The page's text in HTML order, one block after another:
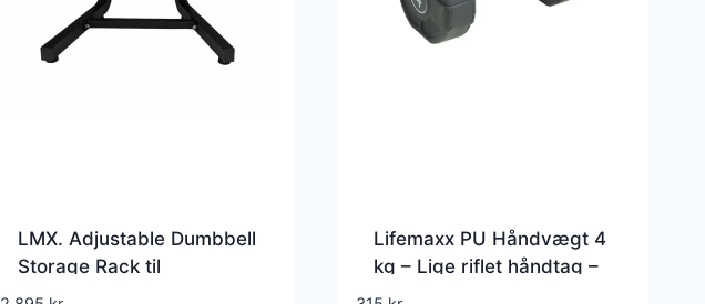
LMX. Adjustable Dumbbell
Storage Rack til
opbevaring af justerbare
Lifemaxx PU Håndvægt 4
kg – Lige riflet håndtag –
Udstyr til crossfit,